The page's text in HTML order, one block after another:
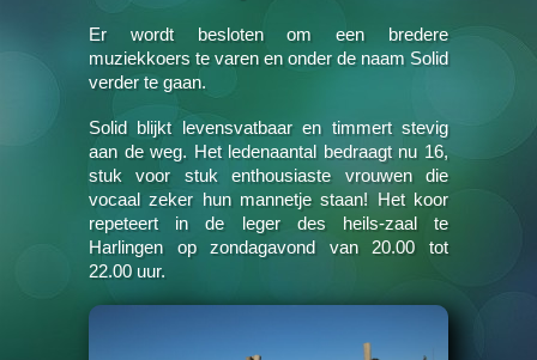
Er wordt besloten om een bredere
muziekkoers te varen en onder de naam Solid
verder te gaan.
Solid blijkt levensvatbaar en timmert stevig
aan de weg. Het ledenaantal bedraagt nu 16,
stuk voor stuk enthousiaste vrouwen die
vocaal zeker hun mannetje staan! Het koor
repeteert in de leger des heils-zaal te
Harlingen op zondagavond van 20.00 tot
22.00 uur.